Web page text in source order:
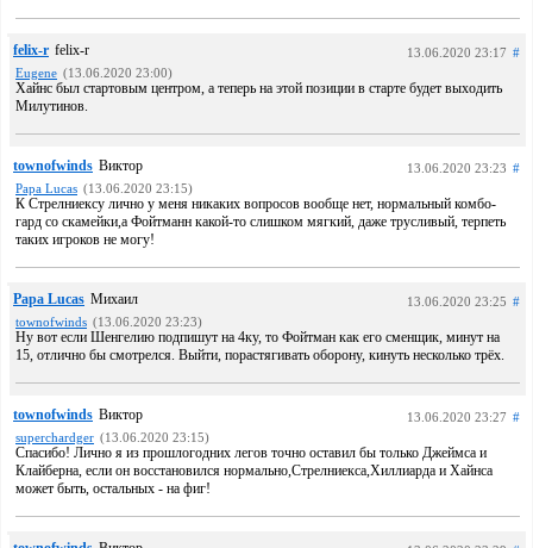
felix-r felix-r 13.06.2020 23:17 #
Eugene (13.06.2020 23:00)
Хайнс был стартовым центром, а теперь на этой позиции в старте будет выходить
Милутинов.
townofwinds Виктор 13.06.2020 23:23 #
Papa Lucas (13.06.2020 23:15)
К Стрелниексу лично у меня никаких вопросов вообще нет, нормальный комбо-
гард со скамейки,а Фойтманн какой-то слишком мягкий, даже трусливый, терпеть
таких игроков не могу!
Papa Lucas Михаил 13.06.2020 23:25 #
townofwinds (13.06.2020 23:23)
Ну вот если Шенгелию подпишут на 4ку, то Фойтман как его сменщик, минут на
15, отлично бы смотрелся. Выйти, порастягивать оборону, кинуть несколько трёх.
townofwinds Виктор 13.06.2020 23:27 #
superchardger (13.06.2020 23:15)
Спасибо! Лично я из прошлогодних легов точно оставил бы только Джеймса и
Клайберна, если он восстановился нормально,Стрелниекса,Хиллиарда и Хайнса
может быть, остальных - на фиг!